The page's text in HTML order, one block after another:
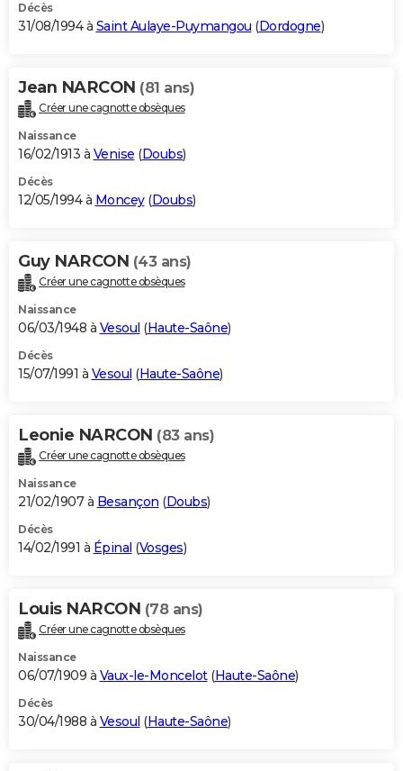
Décès
31/08/1994 à Saint Aulaye-Puymangou (Dordogne)
Jean NARCON (81 ans)
Créer une cagnotte obsèques
Naissance
16/02/1913 à Venise (Doubs)
Décès
12/05/1994 à Moncey(Doubs)
Guy NARCON (43 ans)
Créer une cagnotte obsèques
Naissance
06/03/1948 à Vesoul (Haute-Saône)
Décès
15/07/1991 à Vesoul (Haute-Saône)
Leonie NARCON (83 ans)
Créer une cagnotte obsèques
Naissance
21/02/1907 à Besançon (Doubs)
Décès
14/02/1991 à Épinal (Vosges)
Louis NARCON (78 ans)
Créer une cagnotte obsèques
Naissance
06/07/1909 à Vaux-le-Moncelot(Haute-Saône)
Décès
30/04/1988 à Vesoul (Haute-Saône)